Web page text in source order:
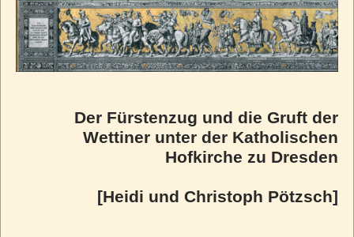
Der Fürstenzug und die Gruft der
Wettiner unter der Katholischen
Hofkirche zu Dresden
[Heidi und Christoph Pötzsch]